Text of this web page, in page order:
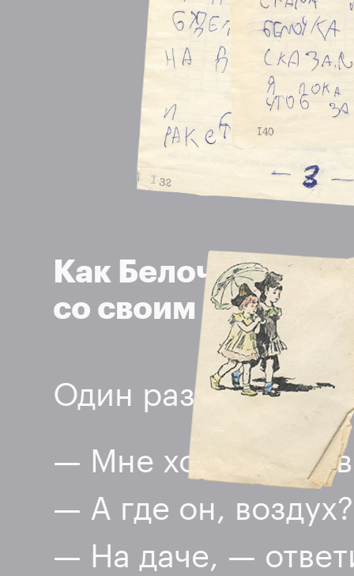
Как Белочка и
со своим папой
Один раз
— Мне хочется на
— А где он,
— На даче, —